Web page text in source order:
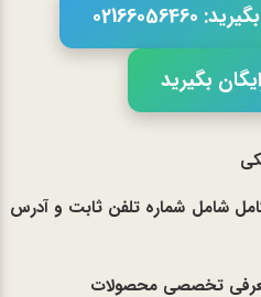
بگیرید
شامل شماره تلفن ثابت و آدرس
معرفی تخصصی محصولات